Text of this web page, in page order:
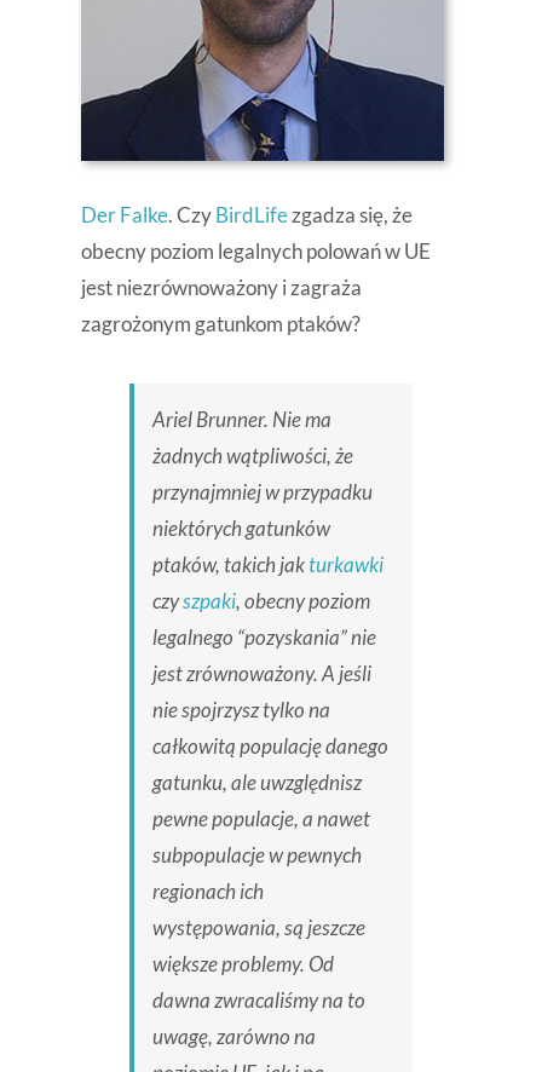
Der Falke. CzyBirdLifezgadza się, że
obecny poziom legalnych polowań w UE
jest niezrównoważony i zagraża
zagrożonym gatunkom ptaków?
Ariel Brunner. Nie ma
żadnych wątpliwości, że
przynajmniej w przypadku
niektórych gatunków
ptaków, takich jakturkawki
czyszpaki, obecny poziom
legalnego “pozyskania” nie
jest zrównoważony. A jeśli
nie spojrzysz tylko na
całkowitą populację danego
gatunku, ale uwzględnisz
pewne populacje, a nawet
subpopulacje w pewnych
regionach ich
występowania, są jeszcze
większe problemy. Od
dawna zwracaliśmy na to
uwagę, zarówno na